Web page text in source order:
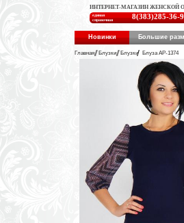
ИНТЕРНЕТ-МАГАЗИН ЖЕНСКОЙ
единая
справочная
8(383)285-36-
Новинки Большие
Главная Блузки Блузки Блуза АР-1374